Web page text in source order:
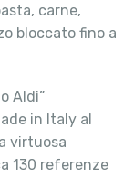
carne,
bloccato fino a
Aldi”
in Italy al
virtuosa
130 referenze